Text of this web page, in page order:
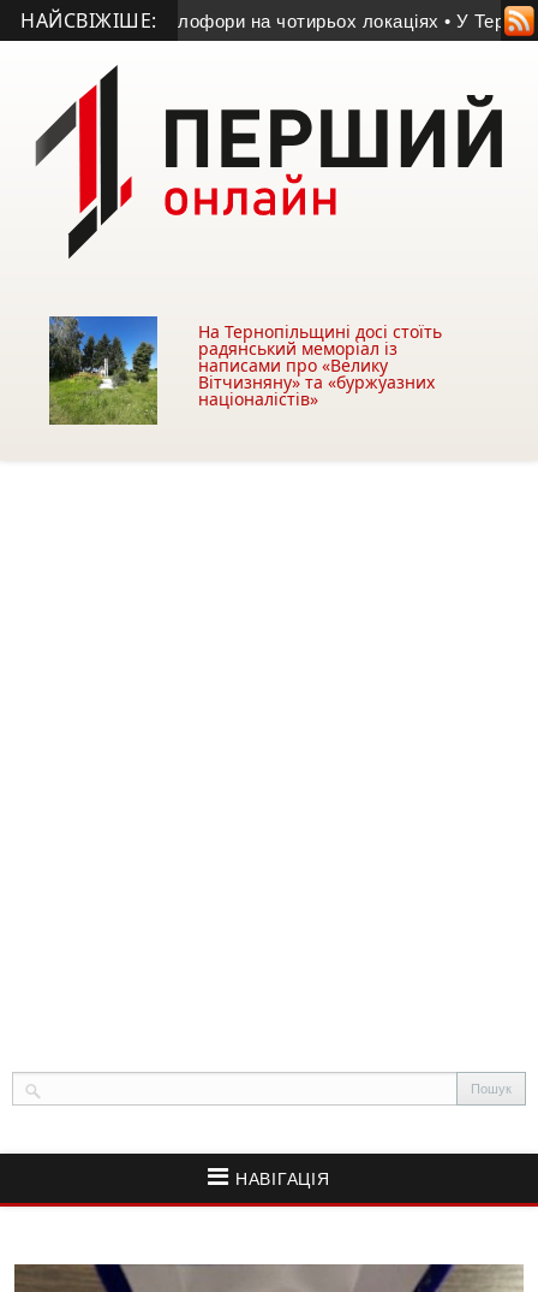
НАЙСВІЖІШЕ:
світлофори на чотирьох локаціях • У Тернополі
На Тернопільщині досі стоїть
радянський меморіал із
написами про «Велику
Вітчизняну» та «буржуазних
націоналістів»
НАВІГАЦІЯ